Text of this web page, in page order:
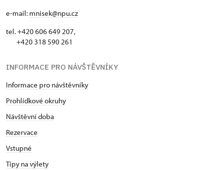
e-mail: mnisek@npu.cz
tel.+420 606 649 207,
+420 318 590 261
INFORMACE PRO NÁVŠTĚVNÍKY
Informace pro návštěvníky
Prohlídkové okruhy
Návštěvní doba
Rezervace
Vstupné
Tipy na výlety